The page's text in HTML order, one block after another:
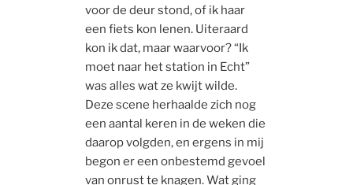
voor de deur stond, of ik haar
een fiets kon lenen. Uiteraard
kon ik dat, maar waarvoor? “Ik
moet naar het station in Echt”
was alles wat ze kwijt wilde.
Deze scene herhaalde zich nog
een aantal keren in de weken die
daarop volgden, en ergens in mij
begon er een onbestemd gevoel
van onrust te knagen. Wat ging